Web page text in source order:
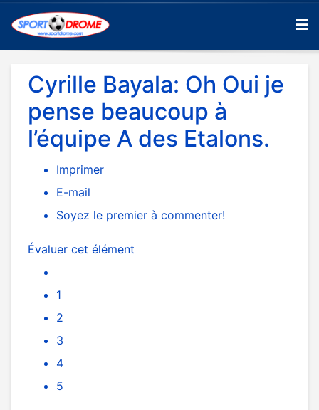
Cyrille Bayala: Oh Oui je
pense beaucoup à
l’équipe A des Etalons.
Imprimer
E-mail
Soyez le premier à commenter!
Évaluer cet élément
1
2
3
4
5